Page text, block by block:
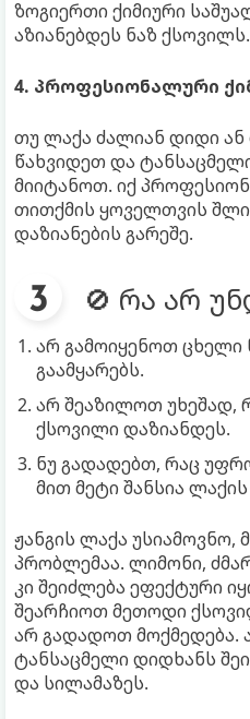
ზოგიერთი ქიმიური
აზიანებდეს ნაზ ქსოვილს.
4. პროფესიონალური
თუ ლაქა ძალიან დიდი ან
წახვიდეთ და
მიიტანოთ. იქ
თითქმის ყოველთვის
დაზიანების გარეშე.
🚫 რა არ
არ გამოიყენოთ
გაამყარებს.
არ შეაზილოთ უხეშად,
ქსოვილი დაზიანდეს.
ნუ გადადებთ, რაც
მით მეტი შანსია
ჟანგის ლაქა უსიამოვნო,
პრობლემაა. ლიმონი,
კი შეიძლება ეფექტური
შეარჩიოთ მეთოდი
არ გადადოთ მოქმედება.
ტანსაცმელი დიდხანს
და სილამაზეს.